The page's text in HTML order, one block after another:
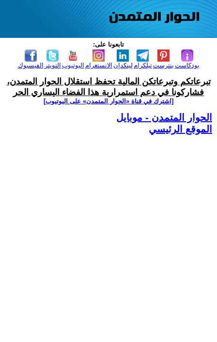
تابعونا على:
الفيسبوك التويتر اليوتيوب الانستغرام لينكدإن تيلكرامبنترست بودكاست
تبرعاتكم وتبرعاتكن المالية تحفظ استقلال الحوار المتمدن،
فشاركونا في دعم استمرارية هذا الفضاء اليساري الحر
[اشترك في قناة ‫«الحوار المتمدن» على اليوتيوب]
الحوار المتمدن - موبايل
الموقع الرئيسي